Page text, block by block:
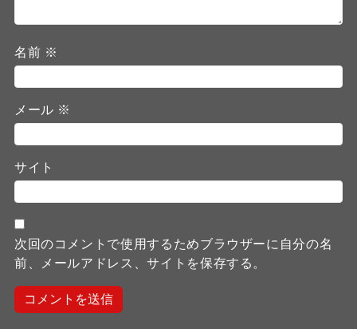
名前 ※
メール ※
サイト
次回のコメントで使用するためブラウザーに自分の名
前、メールアドレス、サイトを保存する。